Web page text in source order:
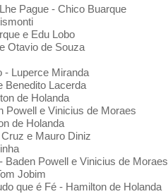
Pague - Chico Buarque
e Edu Lobo
Otavio de Souza
- Luperce Miranda
Benedito Lacerda
de Holanda
Powell e Vinicius de Moraes
de Holanda
e Mauro Diniz
Baden Powell e Vinicius de Moraes
Jobim
que é Fé - Hamilton de Holanda